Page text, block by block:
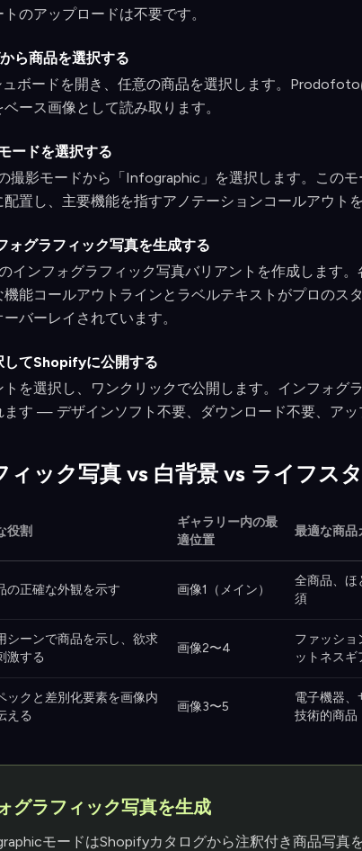
のアップロードは不要です。
ら商品を選択する
ボードを開き、任意の商品を選択します。
ース画像として読み取ります。
ードを選択する
影モードから「Infographic」を選択します。このモ
置し、主要機能を指すアノテーションコールアウトを
ォグラフィック写真を生成する
ンフォグラフィック写真バリアントを作成します。
機能コールアウトラインとラベルテキストがプロのス
バーレイされています。
してShopifyに公開する
を選択し、ワンクリックで公開します。インフォグ
す — デザインソフト不要、ダウンロード不要、アッ
ィック写真 vs 白背景 vs ライフス
役割
ギャラリー内の最
適位置
最適な商品
の正確な外観を示す 画像1（メイン）
全商品、ほ
須
シーンで商品を示し、欲求
激する
画像2〜4
ファッショ
ットネスギ
ックと差別化要素を画像内
える
画像3〜5
電子機器、
技術的商品
グラフィック写真を生成
モードはShopifyカタログから注釈付き商品写真